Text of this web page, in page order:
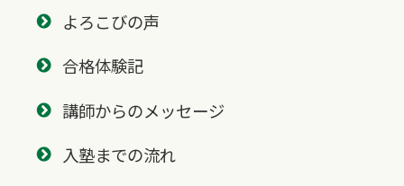
よろこびの声
合格体験記
講師からのメッセージ
入塾までの流れ